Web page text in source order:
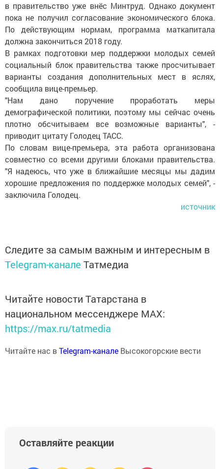
в правительство уже внёс Минтруд. Однако документ
пока не получил согласование экономического блока.
По действующим нормам, программа маткапитала
должна закончиться 2018 году.
В рамках подготовки мер поддержки молодых семей
социальный блок правительства также просчитывает
варианты создания дополнительных мест в яслях,
сообщила вице-премьер.
"Нам дано поручение проработать меры
демографической политики, поэтому мы сейчас очень
плотно обсчитываем все возможные варианты", -
приводит цитату Голодец ТАСС.
По словам вице-премьера, эта работа организована
совместно со всеми другими блоками правительства.
"Я надеюсь, что уже в ближайшие месяцы мы дадим
хорошие предложения по поддержке молодых семей", -
заключила Голодец.
источник
Следите за самым важным и интересным в
Telegram-канале Татмедиа
Читайте новости Татарстана в
национальном мессенджере MАХ:
https://max.ru/tatmedia
Читайте нас вTelegram-канале Высокогорские вести
Оставляйте реакции